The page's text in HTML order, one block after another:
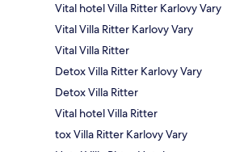
Vital hotel Villa Ritter Karlovy Vary
Vital Villa Ritter Karlovy Vary
Vital Villa Ritter
Detox Villa Ritter Karlovy Vary
Detox Villa Ritter
Vital hotel Villa Ritter
tox Villa Ritter Karlovy Vary